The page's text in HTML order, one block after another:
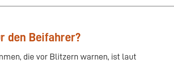
den Beifahrer?
die vor Blitzern warnen, ist laut